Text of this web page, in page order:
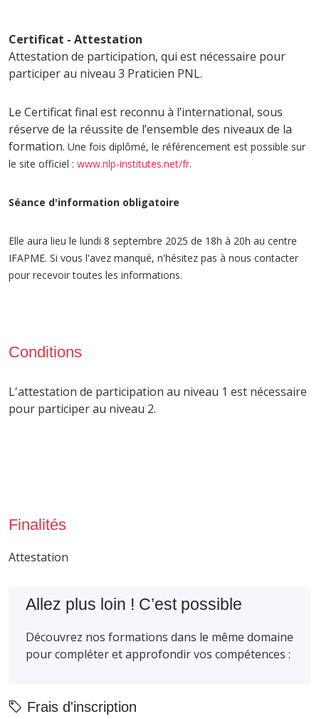
Certificat - Attestation
Attestation de participation, qui est nécessaire pour
participer au niveau 3 Praticien PNL.
Le Certificat final est reconnu à l’international, sous
réserve de la réussite de l’ensemble des niveaux de la
formation. Une fois diplômé, le référencement est possible sur
le site officiel : www.nlp-institutes.net/fr.
Séance d'information obligatoire
Elle aura lieu le lundi 8 septembre 2025 de 18h à 20h au centre
IFAPME. Si vous l'avez manqué, n'hésitez pas à nous contacter
pour recevoir toutes les informations.
Conditions
L'attestation de participation au niveau 1 est nécessaire
pour participer au niveau 2.
Finalités
Attestation
Allez plus loin ! C’est possible
Découvrez nos formations dans le même domaine
pour compléter et approfondir vos compétences :
Frais d'inscription